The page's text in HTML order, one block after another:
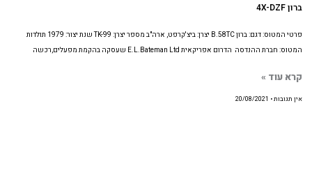
ברון 4X-DZF
פרטי המטוס: דגם: ברון B.58TC יצרן: ביצ'קרפט, ארה"ב מספר יצרן: TK-99 שנת יצור: 1979 תולדות
המטוס: חברת ההנדסה הדרום אפריקאית E.L.Bateman Ltd שעסקה בהקמת מפעלים,רכשה
קרא עוד »
אין תגובות